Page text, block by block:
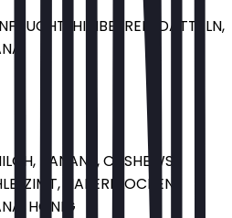
HIMBEEREN, DATTELN,
BANANE, CASHEWS,
ZIMT, HAFERFLOCKEN,
HONIG